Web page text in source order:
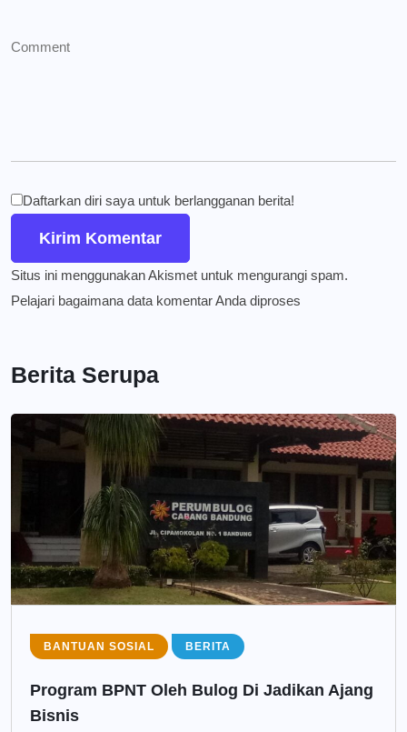
Daftarkan diri saya untuk berlangganan berita!
Situs ini menggunakan Akismet untuk mengurangi spam.
Pelajari bagaimana data komentar Anda diproses
Berita Serupa
BANTUAN SOSIAL BERITA
Program BPNT Oleh Bulog Di Jadikan Ajang
Bisnis